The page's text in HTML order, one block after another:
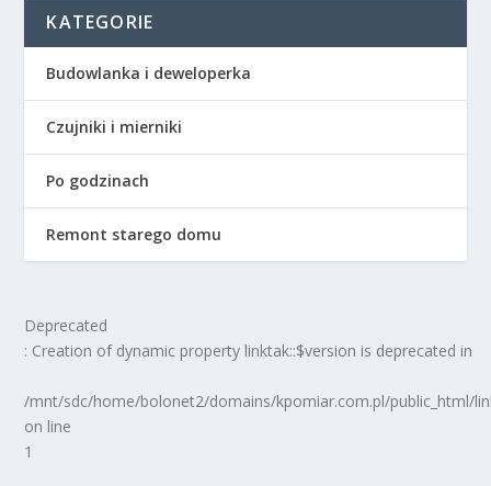
KATEGORIE
Budowlanka i deweloperka
Czujniki i mierniki
Po godzinach
Remont starego domu
Deprecated
: Creation of dynamic property linktak::$version is deprecated in
/mnt/sdc/home/bolonet2/domains/kpomiar.com.pl/public_html/
on line
1